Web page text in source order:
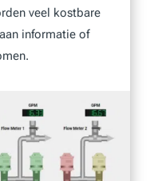
veel kostbare
informatie of